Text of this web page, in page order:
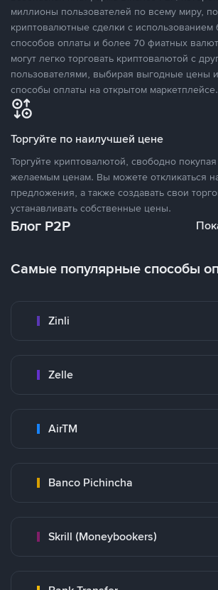
миллионы пользователей по всему миру,
криптовалютные сделки с использованием
способов оплаты и более 70 фиатных
могут легко торговать криптовалютой с
пользователями, выбирая выгодные цены
способы оплаты на открытом маркетплейсе.
Торгуйте по наилучшей цене
Торгуйте криптовалютой, свободно
желаемым ценам. Вы можете откликаться
предложения, а также создавать свои
устанавливать собственные цены.
Блог P2P
Самые популярные способы
Zinli
Zelle
AirTM
Banco Pichincha
Skrill (Moneybookers)